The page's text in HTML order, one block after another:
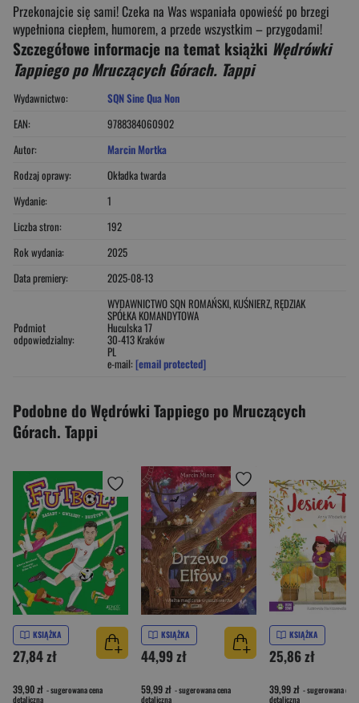
Przekonajcie się sami! Czeka na Was wspaniała opowieść po brzegi
wypełniona ciepłem, humorem, a przede wszystkim – przygodami!
Szczegółowe informacje na temat książki Wędrówki
Tappiego po Mruczących Górach. Tappi
Wydawnictwo:
SQN Sine Qua Non
EAN:
9788384060902
Autor:
Marcin Mortka
Rodzaj oprawy:
Okładka twarda
Wydanie:
1
Liczba stron:
192
Rok wydania:
2025
Data premiery:
2025-08-13
Podmiot
odpowiedzialny:
WYDAWNICTWO SQN ROMAŃSKI, KUŚNIERZ, RĘDZIAK
SPÓŁKA KOMANDYTOWA
Huculska 17
30-413 Kraków
PL
e-mail: [email protected]
Podobne do Wędrówki Tappiego po Mruczących
Górach. Tappi
KSIĄŻKA
27,84 zł
39,90 zł - sugerowana cena
detaliczna
KSIĄŻKA
44,99 zł
59,99 zł - sugerowana cena
detaliczna
KSIĄŻKA
25,86 zł
39,99 zł - sugerowana cena
detaliczna